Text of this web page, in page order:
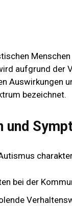
aufgrund der
Auswirkungen
bezeichnet.
und
bei der